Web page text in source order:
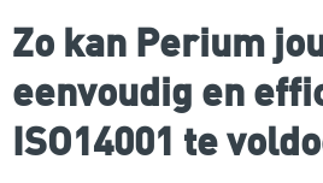
Zo kan Perium
eenvoudig en
ISO14001 te